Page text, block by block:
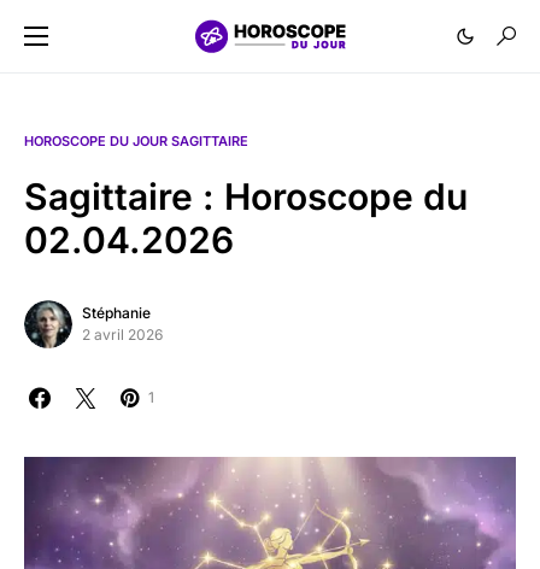
HOROSCOPE DU JOUR SAGITTAIRE
Sagittaire : Horoscope du
02.04.2026
Stéphanie
2 avril 2026
1